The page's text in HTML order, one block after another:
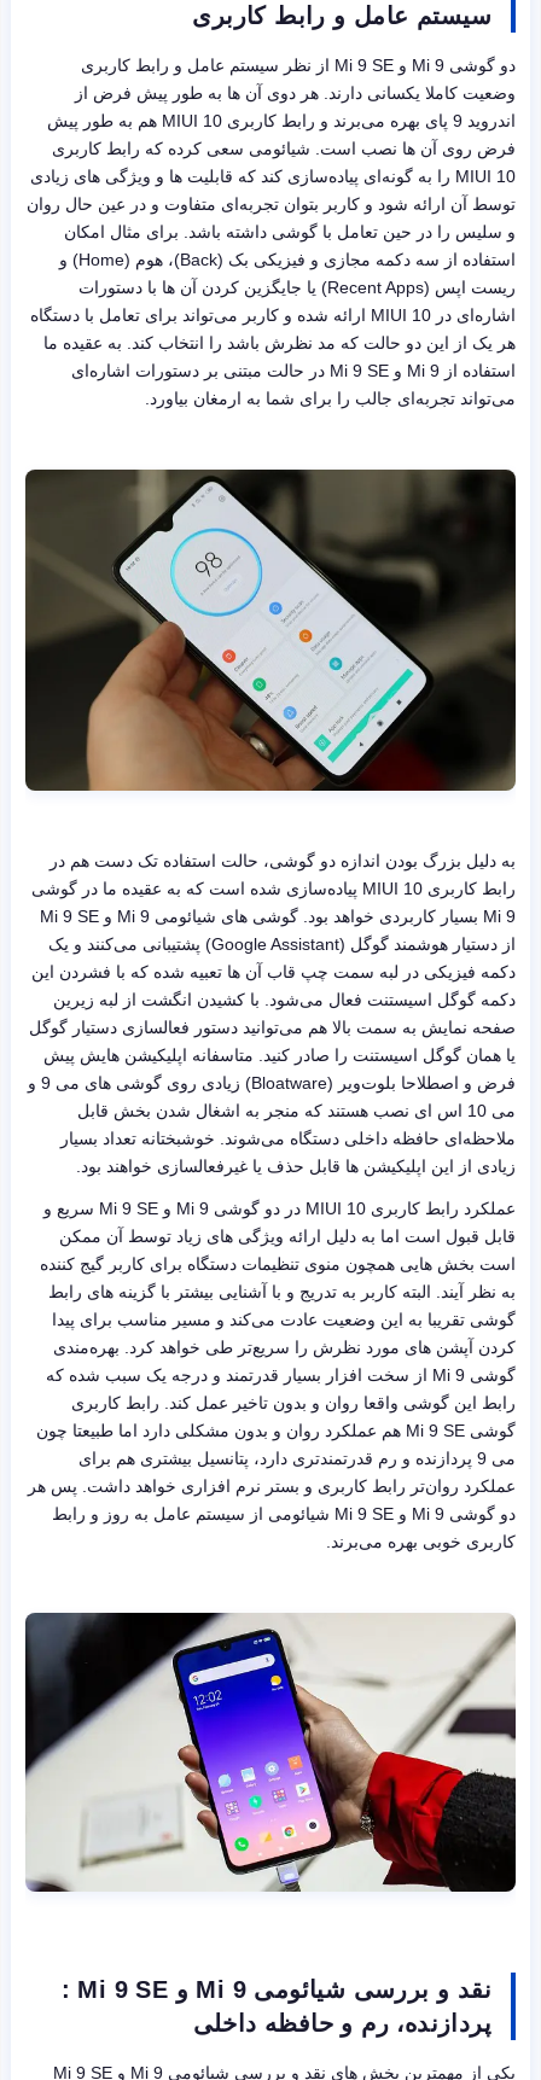
سیستم عامل و رابط کاربری
دو گوشی Mi 9 و Mi 9 SE از نظر سیستم عامل و رابط کاربری
وضعیت کاملا یکسانی دارند. هر دوی آن ها به طور پیش فرض از
اندروید 9 پای بهره می‌برند و رابط کاربری MIUI 10 هم به طور پیش
فرض روی آن ها نصب است. شیائومی سعی کرده که رابط کاربری
MIUI 10 را به گونه‌ای پیاده‌سازی کند که قابلیت ها و ویژگی های زیادی
توسط آن ارائه شود و کاربر بتوان تجربه‌ای متفاوت و در عین حال روان
و سلیس را در حین تعامل با گوشی داشته باشد. برای مثال امکان
استفاده از سه دکمه مجازی و فیزیکی بک (Back)، هوم (Home) و
ریست اپس (Recent Apps) یا جایگزین کردن آن ها با دستورات
اشاره‌ای در MIUI 10 ارائه شده و کاربر می‌تواند برای تعامل با دستگاه
هر یک از این دو حالت که مد نظرش باشد را انتخاب کند. به عقیده ما
استفاده از Mi 9 و Mi 9 SE در حالت مبتنی بر دستورات اشاره‌ای
می‌تواند تجربه‌ای جالب را برای شما به ارمغان بیاورد.
به دلیل بزرگ بودن اندازه دو گوشی، حالت استفاده تک دست هم در
رابط کاربری MIUI 10 پیاده‌سازی شده است که به عقیده ما در گوشی
Mi 9 بسیار کاربردی خواهد بود. گوشی های شیائومی Mi 9 و Mi 9 SE
از دستیار هوشمند گوگل (Google Assistant) پشتیبانی می‌کنند و یک
دکمه فیزیکی در لبه سمت چپ قاب آن ها تعبیه شده که با فشردن این
دکمه گوگل اسیستنت فعال می‌شود. با کشیدن انگشت از لبه زیرین
صفحه نمایش به سمت بالا هم می‌توانید دستور فعالسازی دستیار گوگل
یا همان گوگل اسیستنت را صادر کنید. متاسفانه اپلیکیشن هایش پیش
فرض و اصطلاحا بلوت‌ویر (Bloatware) زیادی روی گوشی های می 9 و
می 10 اس ای نصب هستند که منجر به اشغال شدن بخش قابل
ملاحظه‌ای حافظه داخلی دستگاه می‌شوند. خوشبختانه تعداد بسیار
زیادی از این اپلیکیشن ها قابل حذف یا غیرفعالسازی خواهند بود.
عملکرد رابط کاربری MIUI 10 در دو گوشی Mi 9 و Mi 9 SE سریع و
قابل قبول است اما به دلیل ارائه ویژگی های زیاد توسط آن ممکن
است بخش هایی همچون منوی تنظیمات دستگاه برای کاربر گیج کننده
به نظر آیند. البته کاربر به تدریج و با آشنایی بیشتر با گزینه های رابط
گوشی تقریبا به این وضعیت عادت می‌کند و مسیر مناسب برای پیدا
کردن آپشن های مورد نظرش را سریع‌تر طی خواهد کرد. بهره‌مندی
گوشی Mi 9 از سخت افزار بسیار قدرتمند و درجه یک سبب شده که
رابط این گوشی واقعا روان و بدون تاخیر عمل کند. رابط کاربری
گوشی Mi 9 SE هم عملکرد روان و بدون مشکلی دارد اما طبیعتا چون
می 9 پردازنده و رم قدرتمندتری دارد، پتانسیل بیشتری هم برای
عملکرد روان‌تر رابط کاربری و بستر نرم افزاری خواهد داشت. پس هر
دو گوشی Mi 9 و Mi 9 SE شیائومی از سیستم عامل به روز و رابط
کاربری خوبی بهره می‌برند.
نقد و بررسی شیائومی Mi 9 و Mi 9 SE :
پردازنده، رم و حافظه داخلی
یکی از مهمترین بخش های نقد و بررسی شیائومی Mi 9 و Mi 9 SE